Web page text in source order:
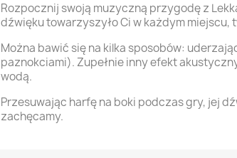
Rozpocznij swoją muzyczną przygodę z
dźwięku towarzyszyło Ci w każdym
Można bawić się na kilka sposobów:
paznokciami). Zupełnie inny efekt
wodą.
Przesuwając harfę na boki podczas gry, jej
zachęcamy.